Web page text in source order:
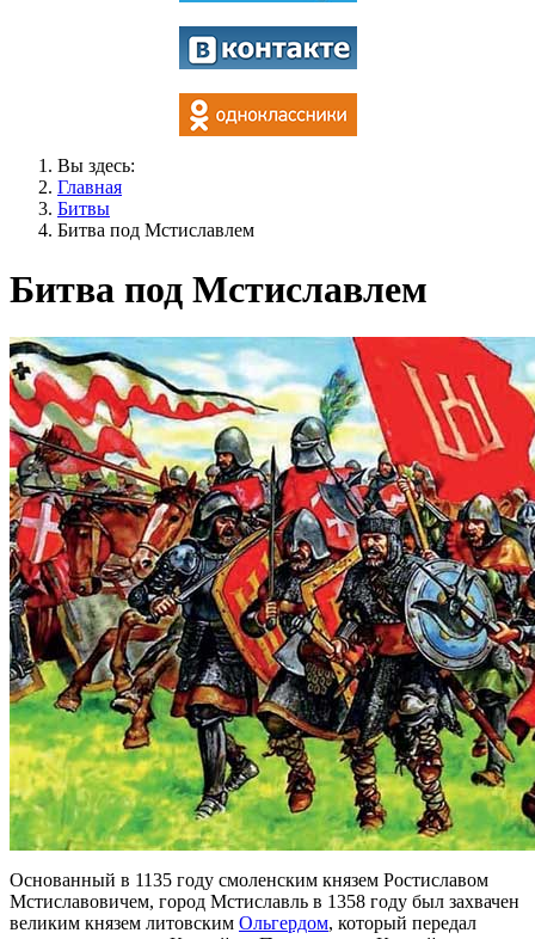
Вы здесь:
Главная
Битвы
Битва под Мстиславлем
Битва под Мстиславлем
Основанный в 1135 году смоленским князем Ростиславом
Мстиславовичем, город Мстиславль в 1358 году был захвачен
великим князем литовским Ольгердом, который передал